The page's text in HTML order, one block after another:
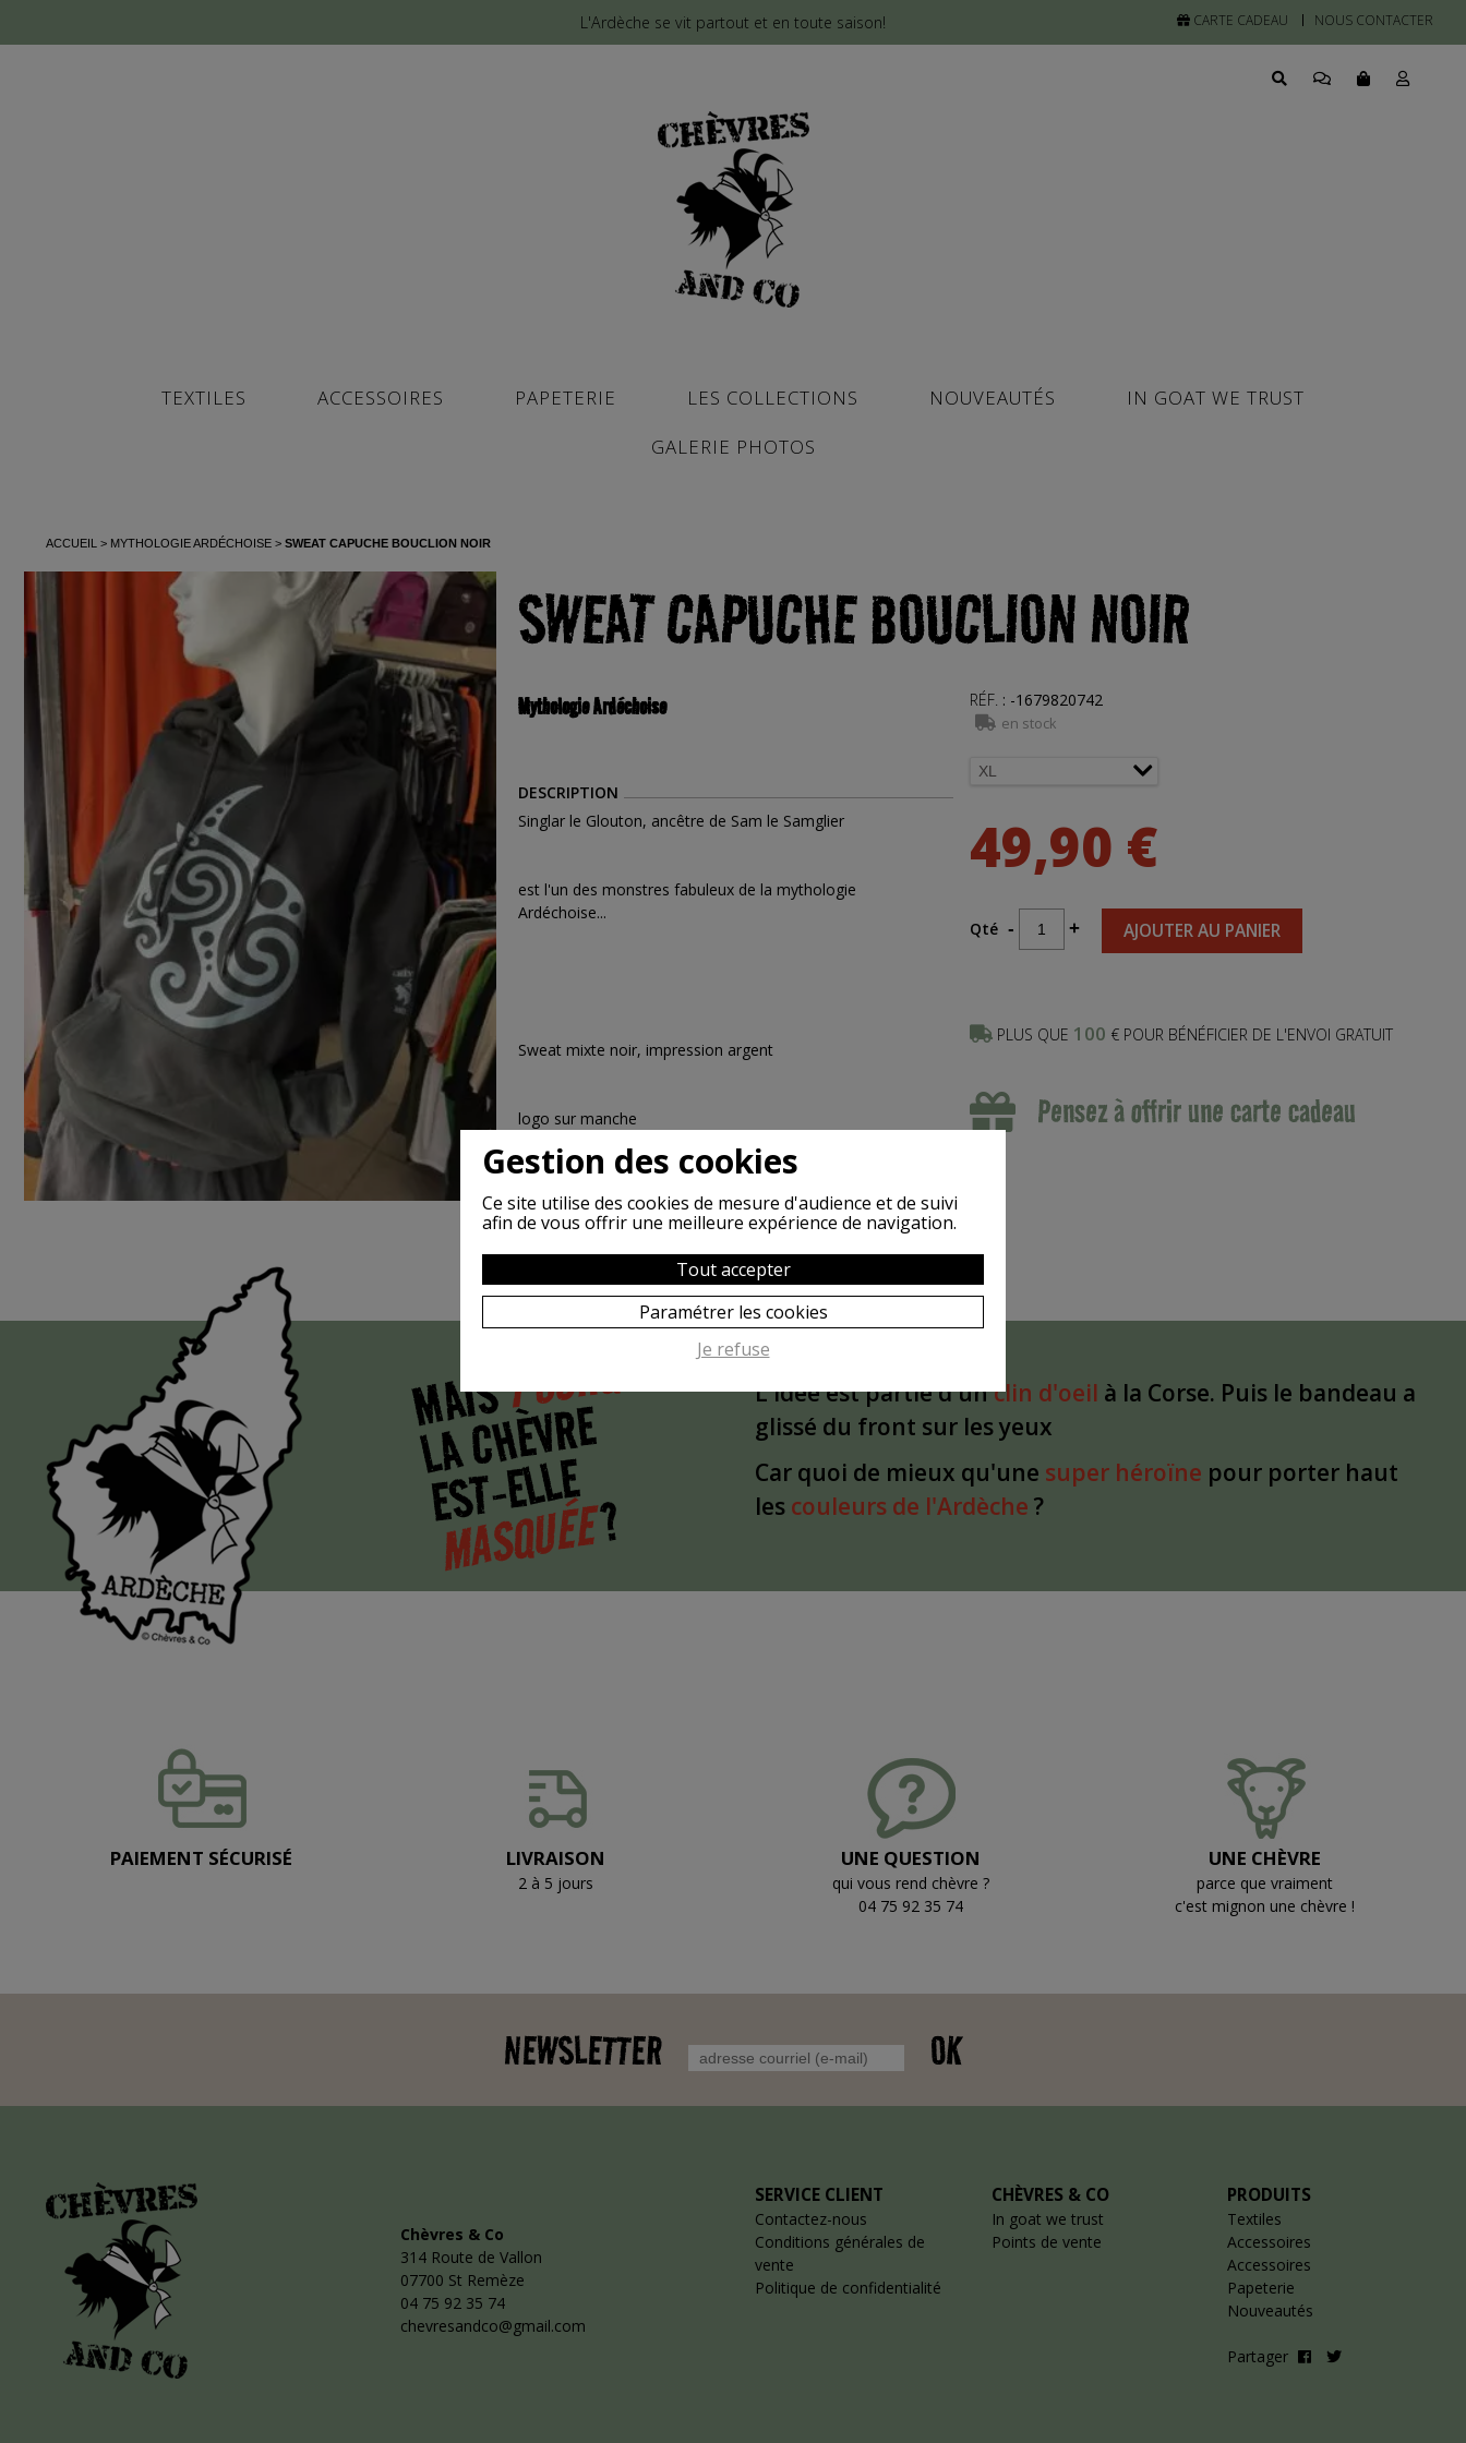
L'Ardèche se vit partout et en toute saison! CARTE CADEAU NOUS CONTACTER
TEXTILES ACCESSOIRES PAPETERIE LES COLLECTIONS NOUVEAUTÉS
IN GOAT WE TRUST
GALERIE PHOTOS
ACCUEIL MYTHOLOGIE ARDÉCHOISE SWEAT CAPUCHE BOUCLION NOIR
SWEAT CAPUCHE BOUCLION NOIR
RÉF. : -1679820742
en stock
49,90 €
Qté - + AJOUTER AU PANIER
PLUS QUE 100 € POUR BÉNÉFICIER DE L'ENVOI GRATUIT
Pensez à offrir une carte cadeau
Mythologie Ardéchoise
DESCRIPTION
Singlar le Glouton, ancêtre de Sam le Samglier
est l'un des monstres fabuleux de la mythologie
Ardéchoise...
Sweat mixte noir, impression argent
logo sur manche
MAISPOURQUOI
LA CHÈVRE
EST-ELLE
MASQUÉE?
L'idée est partie d'unclin d'oeil à la Corse. Puis le bandeau a
glissé du front sur les yeux
Car quoi de mieux qu'une super héroïne pour porter haut
les couleurs de l'Ardèche ?
PAIEMENT SÉCURISÉ LIVRAISON
2 à 5 jours
UNE QUESTION
qui vous rend chèvre ?
04 75 92 35 74
UNE CHÈVRE
parce que vraiment
c'est mignon une chèvre !
NEWSLETTER OK
Chèvres & Co
314 Route de Vallon
07700 St Remèze
04 75 92 35 74
chevresandco@gmail.com
SERVICE CLIENT
Contactez-nous
Conditions générales de
vente
Politique de confidentialité
CHÈVRES & CO
In goat we trust
Points de vente
PRODUITS
Textiles
Accessoires
Accessoires
Papeterie
Nouveautés
Partager
Gestion des cookies
Ce site utilise des cookies de mesure d'audience et de suivi
afin de vous offrir une meilleure expérience de navigation.
Tout accepter
Paramétrer les cookies
Je refuse